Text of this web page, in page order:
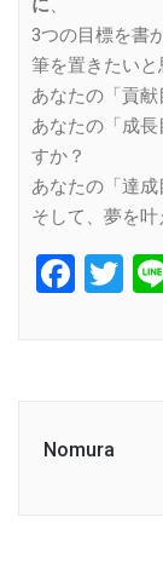
に、
3つの目標を書
筆を置きたいと
あなたの「貢献
あなたの「成
すか？
あなたの「達成
そして、夢を叶
Nomura